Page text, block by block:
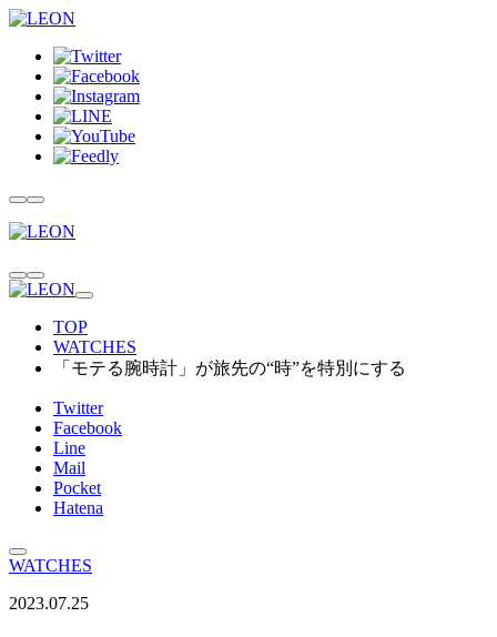
TOP
WATCHES
「モテる腕時計」が旅先の“時”を特別にする
Twitter
Facebook
Line
Mail
Pocket
Hatena
WATCHES
2023.07.25